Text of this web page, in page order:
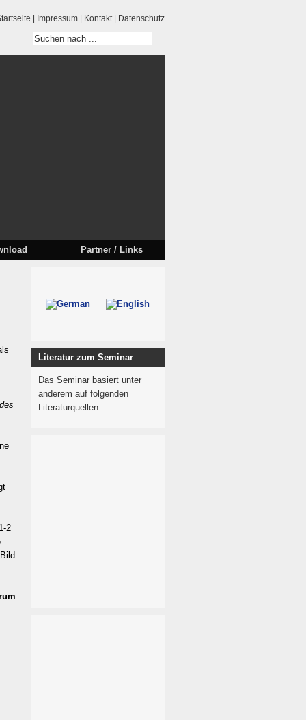
Impressum Kontakt| Datenschutz
Partner / Links
2
Literatur zum Seminar
Das Seminar basiert unter
anderem auf folgenden
Literaturquellen: